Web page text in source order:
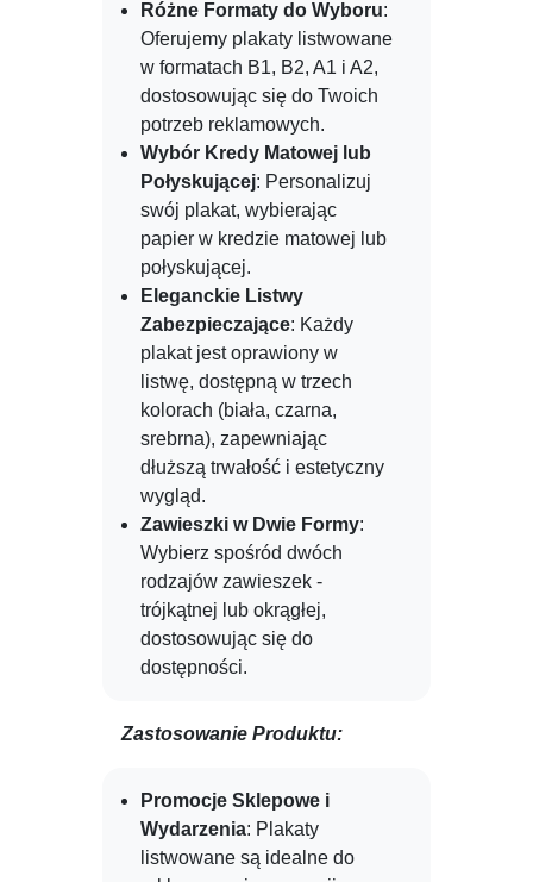
Różne Formaty do Wyboru:
Oferujemy plakaty listwowane
w formatach B1, B2, A1 i A2,
dostosowując się do Twoich
potrzeb reklamowych.
Wybór Kredy Matowej lub
Połyskującej: Personalizuj
swój plakat, wybierając
papier w kredzie matowej lub
połyskującej.
Eleganckie Listwy
Zabezpieczające: Każdy
plakat jest oprawiony w
listwę, dostępną w trzech
kolorach (biała, czarna,
srebrna), zapewniając
dłuższą trwałość i estetyczny
wygląd.
Zawieszki w Dwie Formy:
Wybierz spośród dwóch
rodzajów zawieszek -
trójkątnej lub okrągłej,
dostosowując się do
dostępności.
Zastosowanie Produktu:
Promocje Sklepowe i
Wydarzenia: Plakaty
listwowane są idealne do